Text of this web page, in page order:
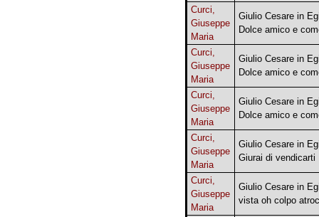
Curci,
Giuseppe
Maria
Giulio Cesare in
Dolce amico e
Curci,
Giuseppe
Maria
Giulio Cesare in
Dolce amico e
Curci,
Giuseppe
Maria
Giulio Cesare in
Dolce amico e
Curci,
Giuseppe
Maria
Giulio Cesare in
Giurai di vendicarti
Curci,
Giuseppe
Maria
Giulio Cesare in
vista oh colpo